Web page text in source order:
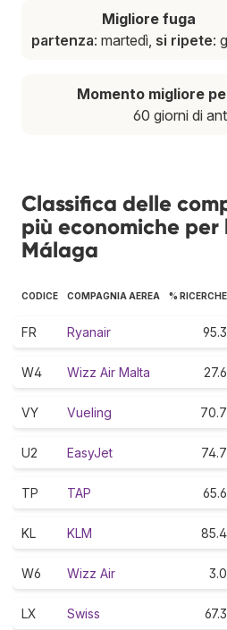
Migliore fuga
partenza: martedì, si ripete:
Momento migliore
60 giorni di
Classifica delle
più economiche
Málaga
CODICE COMPAGNIA AEREA % RICERCHE
FR Ryanair 95.3
W4 Wizz Air Malta 27.6
VY Vueling 70.7
U2 EasyJet 74.7
TP TAP 65.6
KL KLM 85.4
W6 Wizz Air 3.0
LX Swiss 67.3